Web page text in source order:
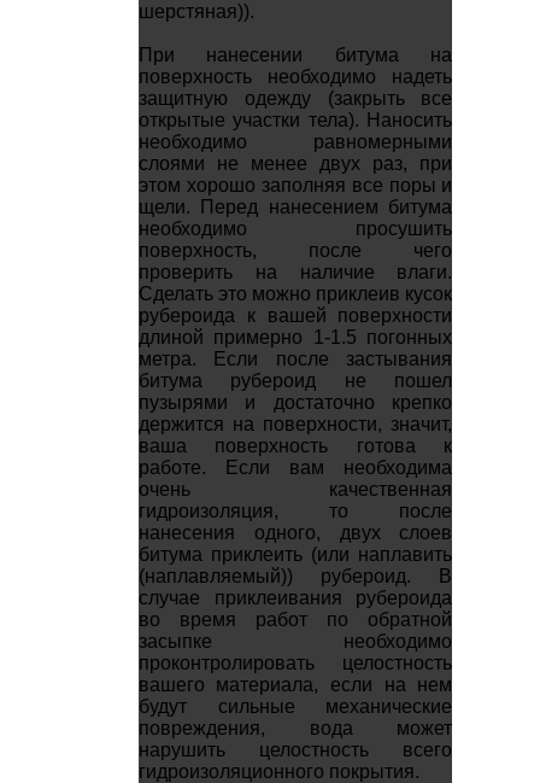
шерстяная)).
При нанесении битума на
поверхность необходимо надеть
защитную одежду (закрыть все
открытые участки тела). Наносить
необходимо равномерными
слоями не менее двух раз, при
этом хорошо заполняя все поры и
щели. Перед нанесением битума
необходимо просушить
поверхность, после чего
проверить на наличие влаги.
Сделать это можно приклеив кусок
рубероида к вашей поверхности
длиной примерно 1-1.5 погонных
метра. Если после застывания
битума рубероид не пошел
пузырями и достаточно крепко
держится на поверхности, значит,
ваша поверхность готова к
работе. Если вам необходима
очень качественная
гидроизоляция, то после
нанесения одного, двух слоев
битума приклеить (или наплавить
(наплавляемый)) рубероид. В
случае приклеивания рубероида
во время работ по обратной
засыпке необходимо
проконтролировать целостность
вашего материала, если на нем
будут сильные механические
повреждения, вода может
нарушить целостность всего
гидроизоляционного покрытия.